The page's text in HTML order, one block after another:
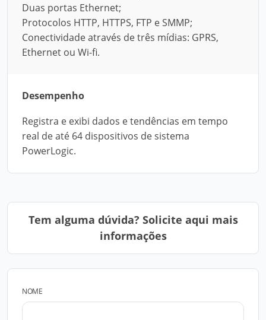
Duas portas Ethernet;
Protocolos HTTP, HTTPS, FTP e SMMP;
Conectividade através de três mídias: GPRS,
Ethernet ou Wi-fi.
Desempenho
Registra e exibi dados e tendências em tempo
real de até 64 dispositivos de sistema
PowerLogic.
Tem alguma dúvida? Solicite aqui mais
informações
NOME